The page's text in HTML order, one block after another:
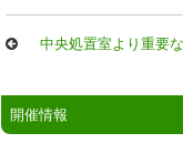
中央処置室より重要
開催情報